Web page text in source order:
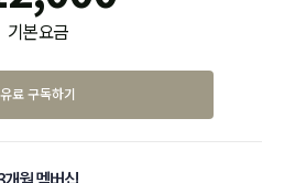
기본 요금
유료 구독하기